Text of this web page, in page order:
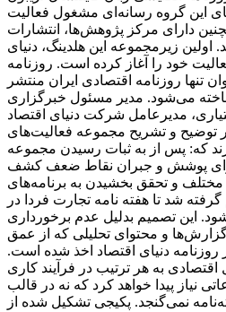
این گروه رسانه‌ای مشغول فعالیت
دارای مرکز پژوهش‌ها، انتشارات
زیرمجموعه این هلدینگ، دنیای
از سال 1381 فعالیت خود را آغاز کرده است. روزنامه
تنها روزنامه اقتصادی ایران منتشر
می‌شود. مدیر مسئول خبرگزاری
مدیرعامل شرکت دنیای اقتصاد
توضیح و تشریح مجموعه فعالیت‌های
که: پس از به ثبات رسیدن مجموعه
برای پوشش و جبران نقاط ضعف کشف
و تحقق بخشیدن به برنامه‌های
شد تا هفته نامه تجارت فردا در
راه‌اندازی شود. این تصمیم بدلیل عدم برخورداری
گزارش‌ها و محتوای تحلیلی که از عمق
روزنامه دنیای اقتصاد اخذ شده است.
به هر ترتیب در فرآیند کاری
نیاز پیدا خواهد کرد که نه در قالب
نمی‌گنجد. پکیجی تشکیل شده از